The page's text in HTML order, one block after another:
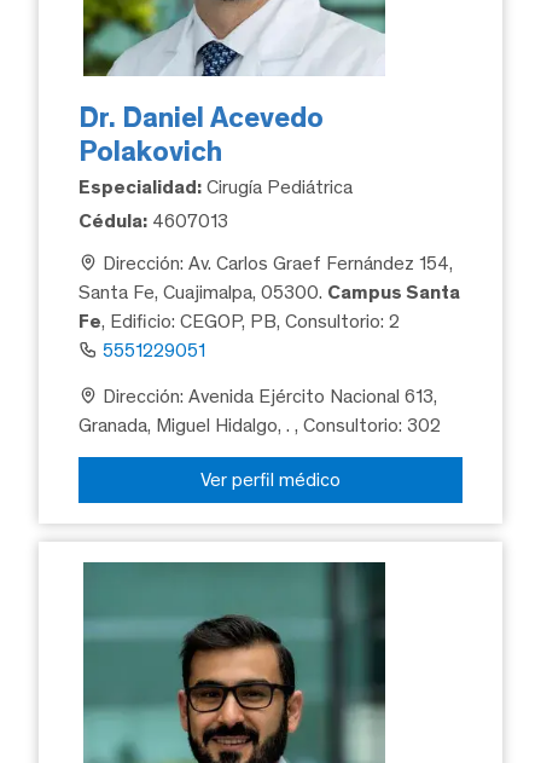
Dr. Daniel Acevedo
Polakovich
Especialidad: Cirugía Pediátrica
Cédula: 4607013
Dirección: Av. Carlos Graef Fernández 154,
Santa Fe, Cuajimalpa, 05300. Campus Santa
Fe, Edificio: CEGOP, PB, Consultorio: 2
5551229051
Dirección: Avenida Ejército Nacional 613,
Granada, Miguel Hidalgo, ., Consultorio: 302
Ver perfil médico